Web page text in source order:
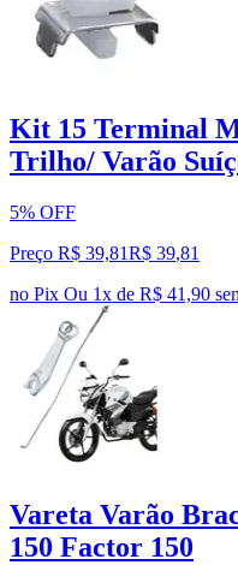
Kit 15 Terminal
Trilho/ Varão
5% OFF
Preço R$ 39,81R$ 39,81
no Pix Ou 1x de R$ 41,90
Vareta Varão
150 Factor 150